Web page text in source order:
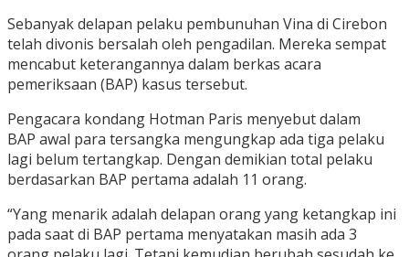
Sebanyak delapan pelaku pembunuhan Vina di Cirebon
telah divonis bersalah oleh pengadilan. Mereka sempat
mencabut keterangannya dalam berkas acara
pemeriksaan (BAP) kasus tersebut.
Pengacara kondang Hotman Paris menyebut dalam
BAP awal para tersangka mengungkap ada tiga pelaku
lagi belum tertangkap. Dengan demikian total pelaku
berdasarkan BAP pertama adalah 11 orang.
“Yang menarik adalah delapan orang yang ketangkap ini
pada saat di BAP pertama menyatakan masih ada 3